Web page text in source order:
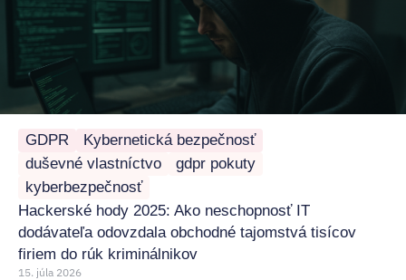
GDPR
Kybernetická bezpečnosť
duševné vlastníctvo
gdpr pokuty
kyberbezpečnosť
Hackerské hody 2025: Ako neschopnosť IT
dodávateľa odovzdala obchodné tajomstvá tisícov
firiem do rúk kriminálnikov
15. júla 2026